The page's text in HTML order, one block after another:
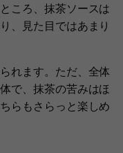
ころ、抹茶ソースは
、見た目ではあまり
れます。ただ、全体
で、抹茶の苦みはほ
らもさらっと楽しめ